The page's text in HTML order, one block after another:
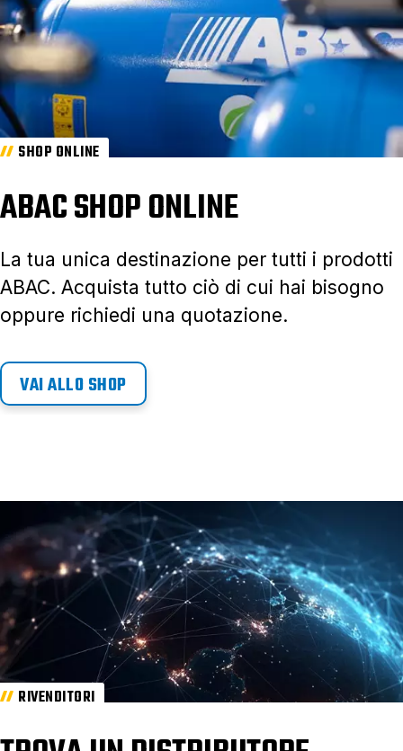
SHOP ONLINE
ABAC SHOP ONLINE
La tua unica destinazione per tutti i prodotti
ABAC. Acquista tutto ciò di cui hai bisogno
oppure richiedi una quotazione.
VAI ALLO SHOP
RIVENDITORI